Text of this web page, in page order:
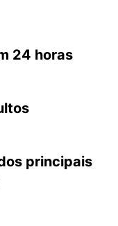
24 horas
principais